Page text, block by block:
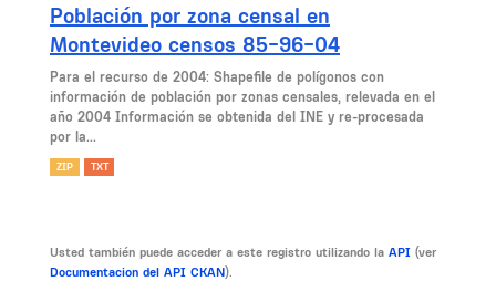
Población por zona censal en
Montevideo censos 85-96-04
Para el recurso de 2004: Shapefile de polígonos con
información de población por zonas censales, relevada en el
año 2004 Información se obtenida del INE y re-procesada
por la...
ZIP TXT
Usted también puede acceder a este registro utilizando la API (ver
Documentacion del API CKAN).